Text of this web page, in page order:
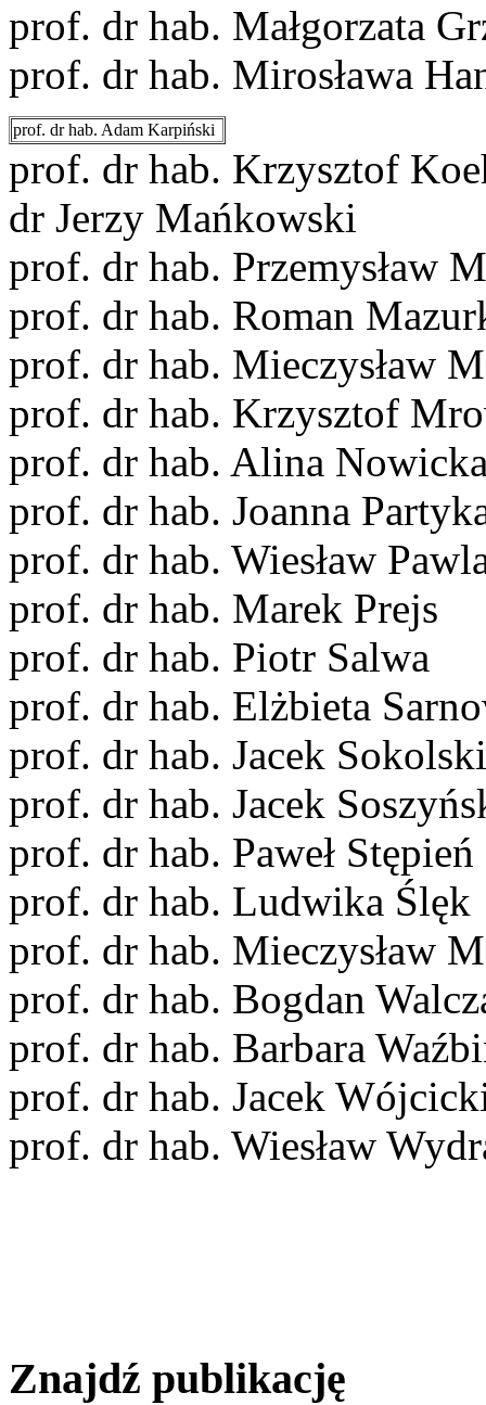
prof. dr hab. Małgorzata
prof. dr hab. Mirosława
prof. dr hab. Adam Karpiński
prof. dr hab. Krzysztof
dr Jerzy Mańkowski
prof. dr hab. Przemysław
prof. dr hab. Roman
prof. dr hab. Mieczysław
prof. dr hab. Krzysztof
prof. dr hab. Alina
prof. dr hab. Joanna
prof. dr hab. Wiesław
prof. dr hab. Marek Prejs
prof. dr hab. Piotr Salwa
prof. dr hab. Elżbieta
prof. dr hab. Jacek Sokolski
prof. dr hab. Jacek
prof. dr hab. Paweł Stępień
prof. dr hab. Ludwika Ślęk
prof. dr hab. Mieczysław
prof. dr hab. Bogdan
prof. dr hab. Barbara
prof. dr hab. Jacek
prof. dr hab. Wiesław
Znajdź publikację